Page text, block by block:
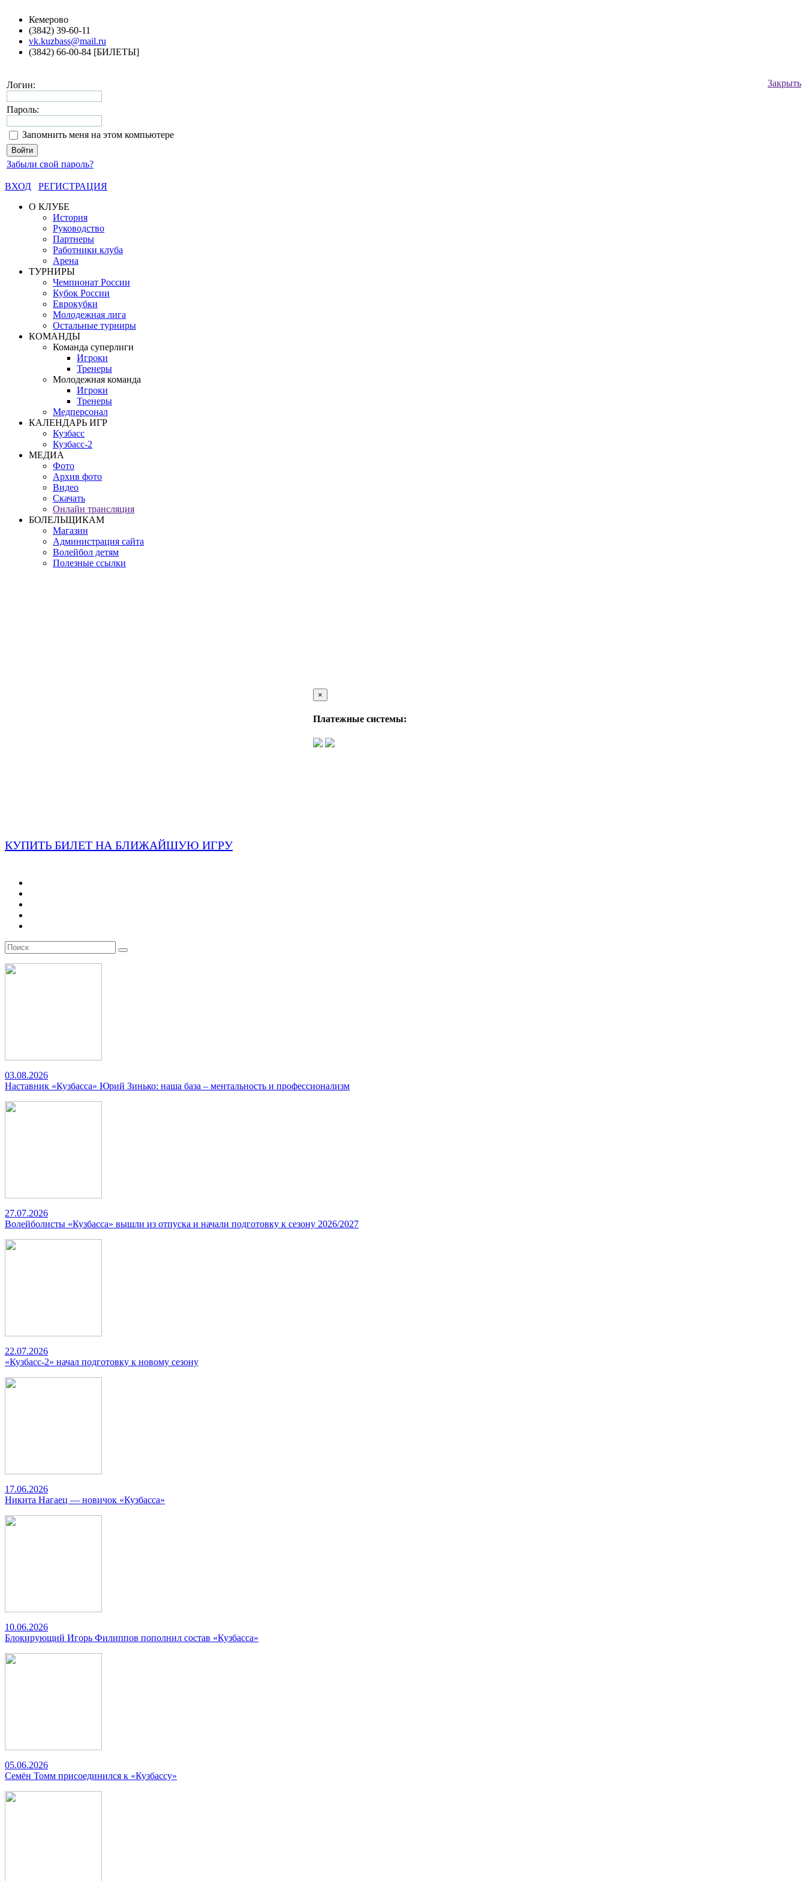
Кемерово
(3842) 39-60-11
vk.kuzbass@mail.ru
(3842) 66-00-84 [БИЛЕТЫ]
Закрыть
Логин:
Пароль:
Запомнить меня на этом компьютере
Забыли свой пароль?
ВХОД
РЕГИСТРАЦИЯ
О КЛУБЕ
История
Руководство
Партнеры
Работники клуба
Арена
ТУРНИРЫ
Чемпионат России
Кубок России
Еврокубки
Молодежная лига
Остальные турниры
КОМАНДЫ
Команда суперлиги
Игроки
Тренеры
Молодежная команда
Игроки
Тренеры
Медперсонал
КАЛЕНДАРЬ ИГР
Кузбасс
Кузбасс-2
МЕДИА
Фото
Архив фото
Видео
Скачать
Онлайн трансляция
БОЛЕЛЬЩИКАМ
Магазин
Администрация сайта
Волейбол детям
Полезные ссылки
×
Платежные системы:
КУПИТЬ БИЛЕТ НА БЛИЖАЙШУЮ ИГРУ
03.08.2026
Наставник «Кузбасса» Юрий Зинько: наша база – ментальность и профессионализм
27.07.2026
Волейболисты «Кузбасса» вышли из отпуска и начали подготовку к сезону 2026/2027
22.07.2026
«Кузбасс-2» начал подготовку к новому сезону
17.06.2026
Никита Нагаец — новичок «Кузбасса»
10.06.2026
Блокирующий Игорь Филиппов пополнил состав «Кузбасса»
05.06.2026
Семён Томм присоединился к «Кузбассу»